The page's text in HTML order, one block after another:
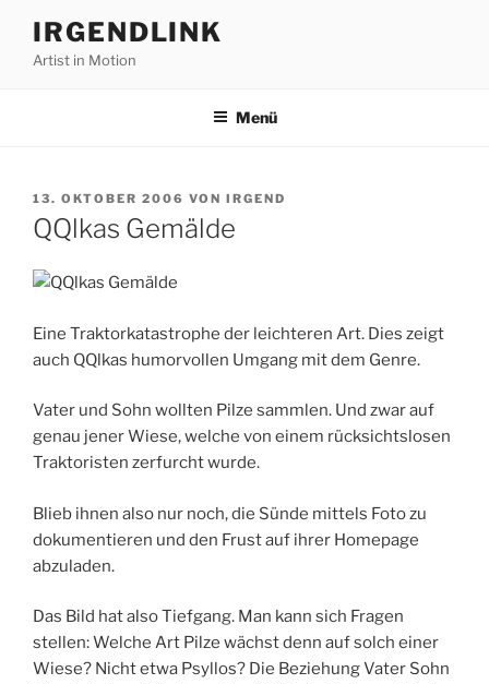
Inhalt
springen
IRGENDLINK
Artist in Motion
Menü
VERÖFFENTLICHT
AM
13. OKTOBER 2006 VON IRGEND
QQlkas Gemälde
Eine Traktorkatastrophe der leichteren Art. Dies zeigt
auch QQlkas humorvollen Umgang mit dem Genre.
Vater und Sohn wollten Pilze sammlen. Und zwar auf
genau jener Wiese, welche von einem rücksichtslosen
Traktoristen zerfurcht wurde.
Blieb ihnen also nur noch, die Sünde mittels Foto zu
dokumentieren und den Frust auf ihrer Homepage
abzuladen.
Das Bild hat also Tiefgang. Man kann sich Fragen
stellen: Welche Art Pilze wächst denn auf solch einer
Wiese? Nicht etwa Psyllos? Die Beziehung Vater Sohn